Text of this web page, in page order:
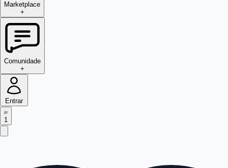
Marketplace
+
Comunidade
+
Entrar
1